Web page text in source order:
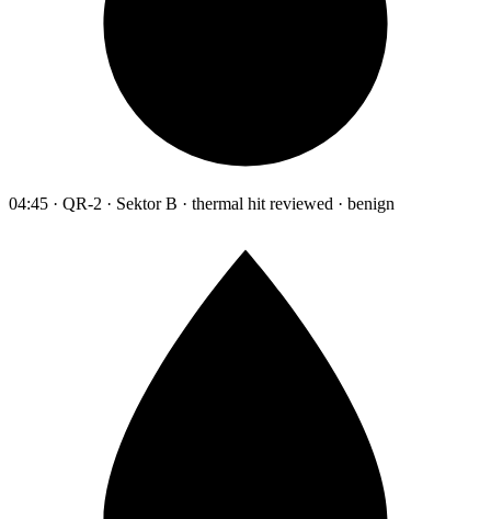
04:45 · QR-2 · Sektor B · thermal hit reviewed · benign